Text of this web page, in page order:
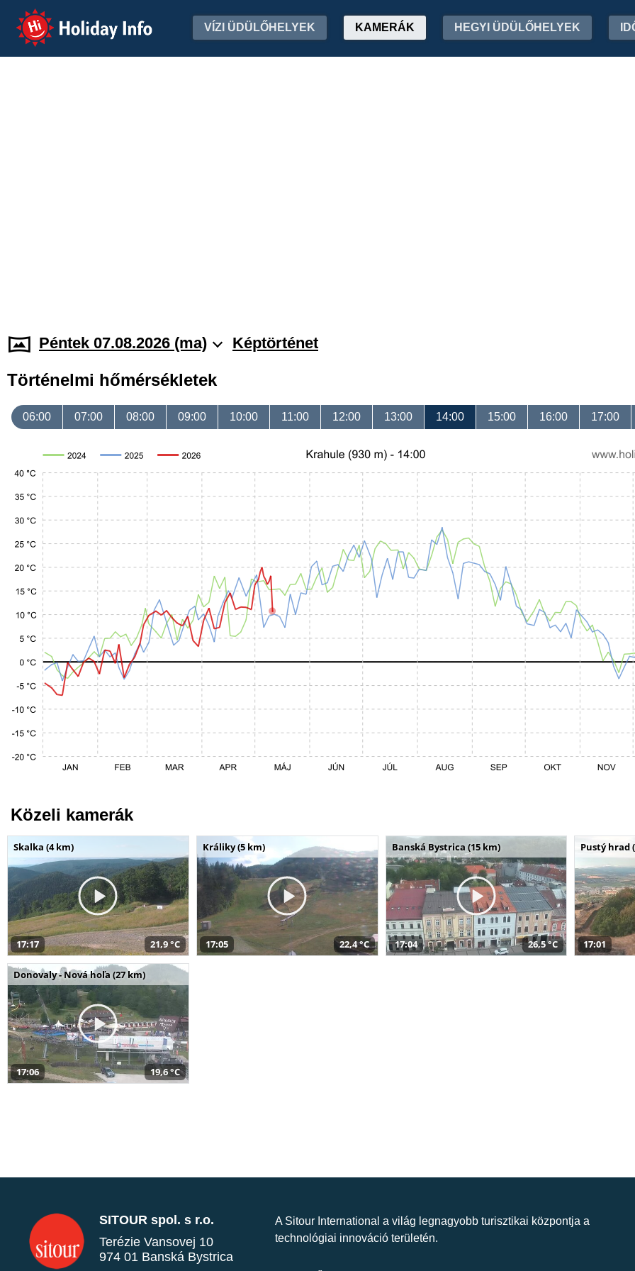
Holiday Info VÍZI ÜDÜLŐHELYEK KAMERÁK HEGYI ÜDÜLŐHELYEK
Péntek 07.08.2026 (ma) Képtörténet
Történelmi hőmérsékletek
06:00 07:00 08:00 09:00 10:00 11:00 12:00 13:00 14:00 15:00 16:00 17:00
Közeli kamerák
Skalka (4 km)
17:17 21,9 °C
Králiky (5 km)
17:05 22,4 °C
Banská Bystrica (15 km)
17:04 26,5 °C
Pustý hrad
17:01
Donovaly - Nová hoľa (27 km)
17:06 19,6 °C
SITOUR spol. s r.o.
Terézie Vansovej 10
974 01 Banská Bystrica
A Sitour International a világ legnagyobb turisztikai központja a
technológiai innováció területén.